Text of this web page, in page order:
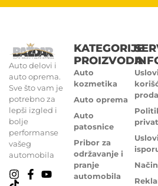
Auto delovi i
auto oprema.
Sve što vam je
potrebno za
lepši izgled i
bolje
performanse
vašeg
automobila
KATEGORIJE
PROIZVODA
Auto
kozmetika
Auto oprema
Auto
patosnice
Pribor za
održavanje i
pranje
automobila
Uslovi
Uslovi